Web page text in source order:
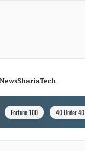
ShariaTech
Fortune 100 40 Under 40